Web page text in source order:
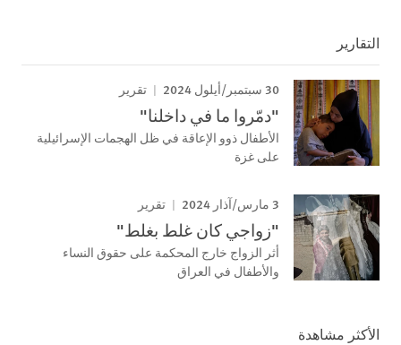
التقارير
30 سبتمبر/أيلول 2024 تقرير
"دمّروا ما في داخلنا"
الأطفال ذوو الإعاقة في ظل الهجمات الإسرائيلية
على غزة
3 مارس/آذار 2024 تقرير
"زواجي كان غلط بغلط"
أثر الزواج خارج المحكمة على حقوق النساء
والأطفال في العراق
الأكثر مشاهدة